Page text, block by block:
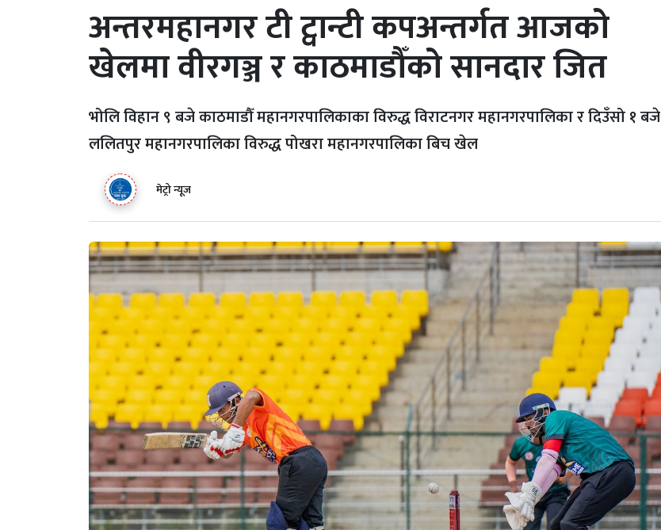
अन्तरमहानगर टी ट्वान्टी कपअन्तर्गत आजको
खेलमा वीरगञ्ज र काठमाडौँको सानदार जित
भोलि विहान ९ बजे काठमाडौँ महानगरपालिकाका विरुद्ध विराटनगर महानगरपालिका र दिउँसो १ बजे
ललितपुर महानगरपालिका विरुद्ध पोखरा महानगरपालिका बिच खेल
मेट्रो न्यूज